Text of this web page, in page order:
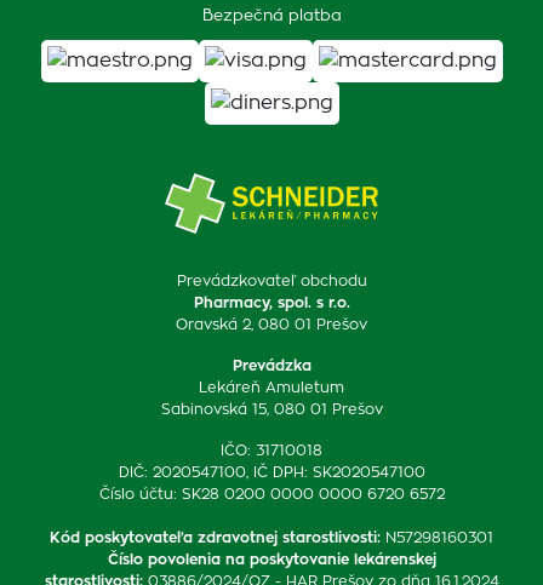
Prevádzkovateľ obchodu
Pharmacy, spol. s r.o.
Oravská 2, 080 01 Prešov
Prevádzka
Lekáreň Amuletum
Sabinovská 15, 080 01 Prešov
IČO: 31710018
DIČ: 2020547100, IČ DPH: SK2020547100
Číslo účtu: SK28 0200 0000 0000 6720 6572
Kód poskytovateľa zdravotnej starostlivosti: N57298160301
Číslo povolenia na poskytovanie lekárenskej
starostlivosti: 03886/2024/OZ - HAR Prešov zo dňa 16.1.2024
Bezpečná platba